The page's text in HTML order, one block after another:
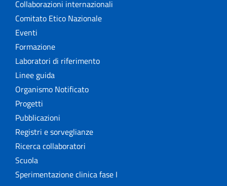
Collaborazioni internazionali
Comitato Etico Nazionale
Eventi
Formazione
Laboratori di riferimento
Linee guida
Organismo Notificato
Progetti
Pubblicazioni
Registri e sorveglianze
Ricerca collaboratori
Scuola
Sperimentazione clinica fase I